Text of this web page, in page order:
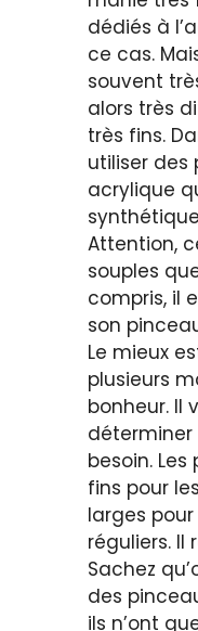
dédiés à
ce cas.
souvent
alors très
très fins.
utiliser des
acrylique
Attention,
souples
compris, il
son
Le mieux
plusieurs
bonheur. Il
besoin.
fins pour
larges
réguliers. Il
Sachez
des
ils n’ont